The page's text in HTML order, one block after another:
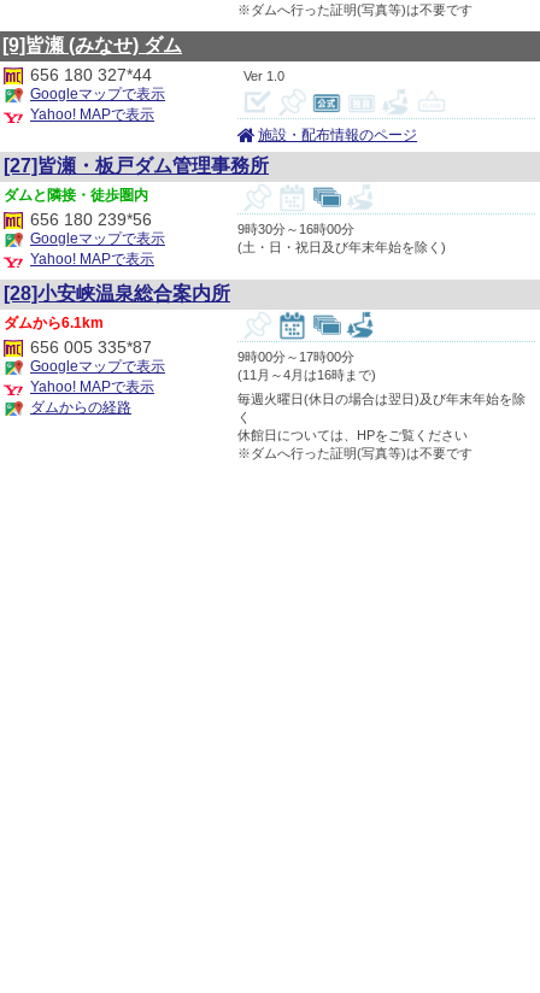
※ダムへ行った証明(写真等)は不要です
[9]皆瀬 (みなせ) ダム
1.0
施設・配布情報のページ
656 180 327*44
Googleマップで表示
Yahoo! MAPで表示
[27]皆瀬・板戸ダム管理事務所
9時30分～16時00分
(土・日・祝日及び年末年始を除く)
隣接・徒歩圏内
656 180 239*56
Googleマップで表示
Yahoo! MAPで表示
[28]小安峡温泉総合案内所
9時00分～17時00分
(11月～4月は16時まで)
毎週火曜日(休日の場合は翌日)及び年末年始を除
く
休館日については、HPをご覧ください
※ダムへ行った証明(写真等)は不要です
6.1km
656 005 335*87
Googleマップで表示
Yahoo! MAPで表示
ダムからの経路